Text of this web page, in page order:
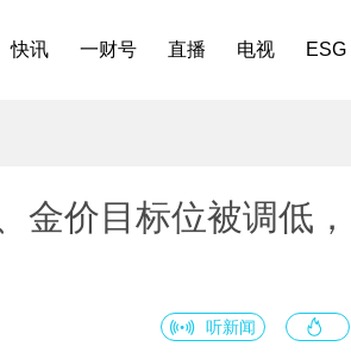
快讯 一财号 直播 电视 ESG
金价目标位被调低，
听新闻